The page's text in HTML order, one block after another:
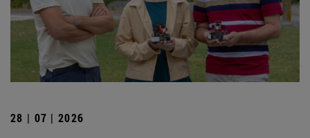
28 | 07 | 2026